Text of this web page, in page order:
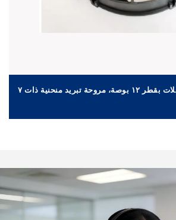
نظام تكييف هواء للحافلات بقطر ١٢ بوصة، مروحة تبريد منحنية ذات ٧